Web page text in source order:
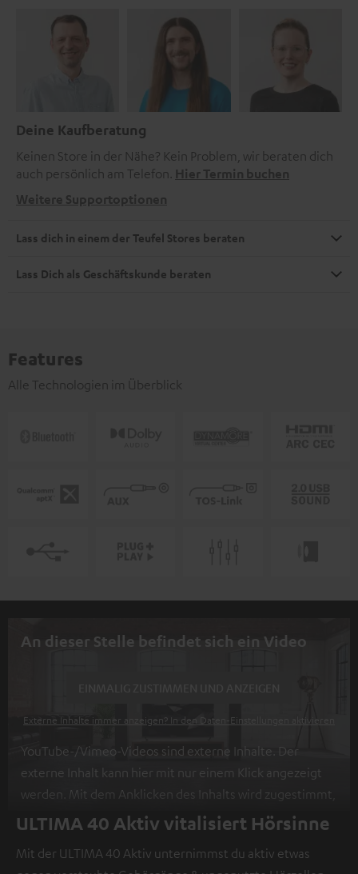
Deine Kaufberatung
Keinen Store in der Nähe? Kein Problem, wir beraten dich
auch persönlich am Telefon. Hier Termin buchen
Weitere Supportoptionen
Lass dich in einem der Teufel Stores beraten
Lass Dich als Geschäftskunde beraten
Features
Alle Technologien im Überblick
An dieser Stelle befindet sich ein Video
Externe Inhalte immer anzeigen? In den Daten‑Einstellungen aktivieren
YouTube-/Vimeo-Videos sind externe Inhalte. Der
externe Inhalt kann hier mit nur einem Klick angezeigt
werden. Mit dem Anklicken des Inhalts wird zugestimmt,
dass externe Inhalte angezeigt werden. Dabei können
übermittelt werden.Weitere Informationen sind in der
ULTIMA 40 Aktiv vitalisiert Hörsinne
Mit der ULTIMA 40 Aktiv unternimmst du aktiv etwas